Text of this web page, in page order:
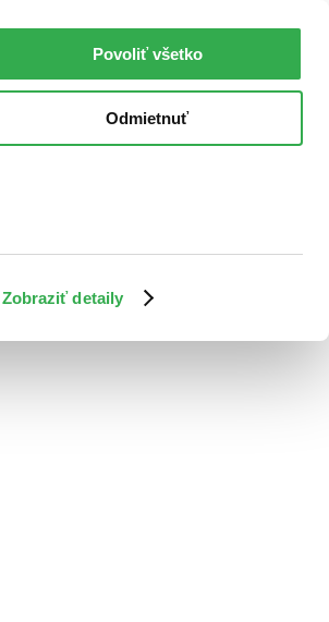
Zobraziť detaily
Povoliť všetko
Odmietnuť